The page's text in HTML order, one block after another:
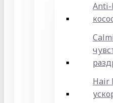
Hair